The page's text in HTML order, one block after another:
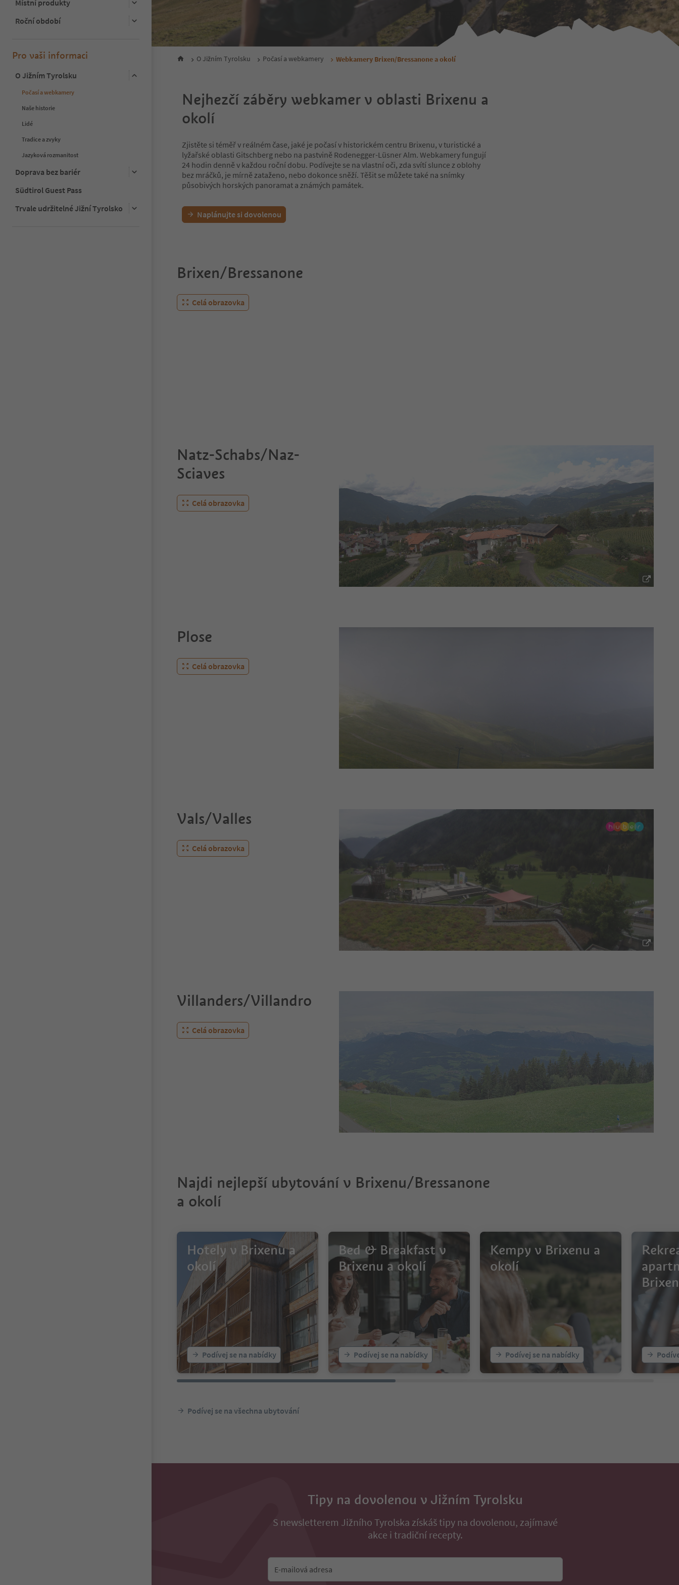
Místní produkty
Roční období
Pro vaši informaci
O Jižním Tyrolsku
Počasí a webkamery
Naše historie
Lidé
Tradice a zvyky
Jazyková rozmanitost
Doprava bez bariér
Südtirol Guest Pass
Trvale udržitelné Jižní Tyrolsko
O Jižním Tyrolsku Počasí a webkamery Webkamery Brixen/Bressanone a okolí
Nejhezčí záběry webkamer v oblasti Brixenu a
okolí
Zjistěte si téměř v reálném čase, jaké je počasí v historickém centru Brixenu, v turistické a
lyžařské oblasti Gitschberg nebo na pastvině Rodenegger-Lüsner Alm. Webkamery fungují
24 hodin denně v každou roční dobu. Podívejte se na vlastní oči, zda svítí slunce z oblohy
bez mráčků, je mírně zataženo, nebo dokonce sněží. Těšit se můžete také na snímky
působivých horských panoramat a známých památek.
Naplánujte si dovolenou
Brixen/Bressanone
Celá obrazovka
Natz-Schabs/Naz-
Sciaves
Celá obrazovka
Plose
Celá obrazovka
Vals/Valles
Celá obrazovka
Villanders/Villandro
Celá obrazovka
Najdi nejlepší ubytování v Brixenu/Bressanone
a okolí
Hotely v Brixenu a
okolí
Podívej se na nabídky
Bed & Breakfast v
Brixenu a okolí
Podívej se na nabídky
Kempy v Brixenu a
okolí
Podívej se na nabídky
Podívej se na všechna ubytování
Tipy na dovolenou v Jižním Tyrolsku
S newsletterem Jižního Tyrolska získáš tipy na dovolenou, zajímavé
akce i tradiční recepty.
E-mailová adresa